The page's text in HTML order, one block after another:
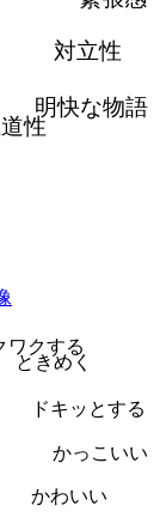
対立性
明快な物語
性
ワクする
ときめく
ドキッとする
かっこいい
かわいい